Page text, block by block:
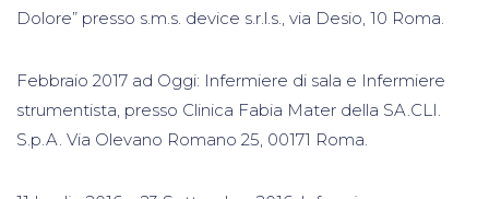
Dolore” presso s.m.s. device s.r.l.s., via Desio, 10 Roma.
Febbraio 2017 ad Oggi: Infermiere di sala e Infermiere
strumentista, presso Clinica Fabia Mater della SA.CLI.
S.p.A. Via Olevano Romano 25, 00171 Roma.